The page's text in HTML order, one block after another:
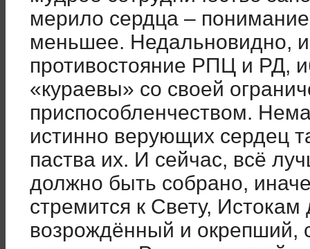
мерило сердца –
меньшее. Недальновидно,
противостояние РПЦ и РД,
«кураевы» со своей
приспособленчеством.
истинно верующих сердец
паства их. И сейчас, всё
должно быть собрано,
стремится к Свету,
возрождённый и окрепший,